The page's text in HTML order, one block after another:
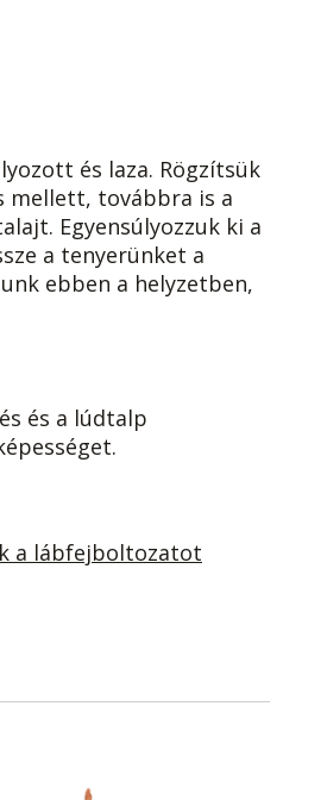
és laza. Rögzítsük
mellett, továbbra is a
Egyensúlyozzuk ki a
a tenyerünket a
ebben a helyzetben,
és a lúdtalp
a lábfejboltozatot